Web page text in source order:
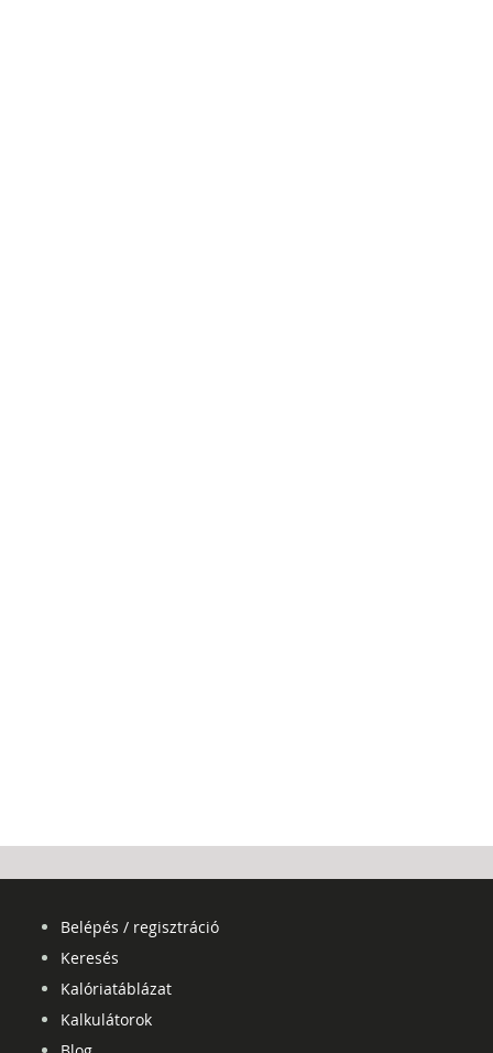
Belépés / regisztráció
Keresés
Kalóriatáblázat
Kalkulátorok